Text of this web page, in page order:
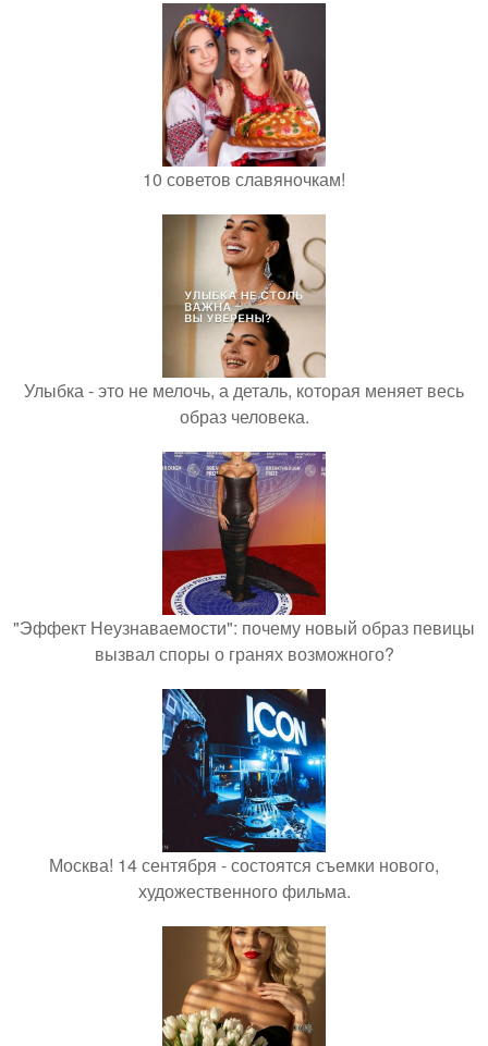
10 советов славяночкам!
Улыбка - это не мелочь, а деталь, которая меняет весь
образ человека.
"Эффект Неузнаваемости": почему новый образ певицы
вызвал споры о гранях возможного?
Москва! 14 сентября - состоятся съемки нового,
художественного фильма.